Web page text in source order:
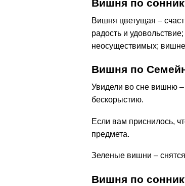
Вишня по
Вишня цветущая –
радость и
неосуществимых;
Вишня по
Увидели во сне вишню –
бескорыстию.
Если вам приснилось,
предмета.
Зеленые вишни – снятся
Вишня по